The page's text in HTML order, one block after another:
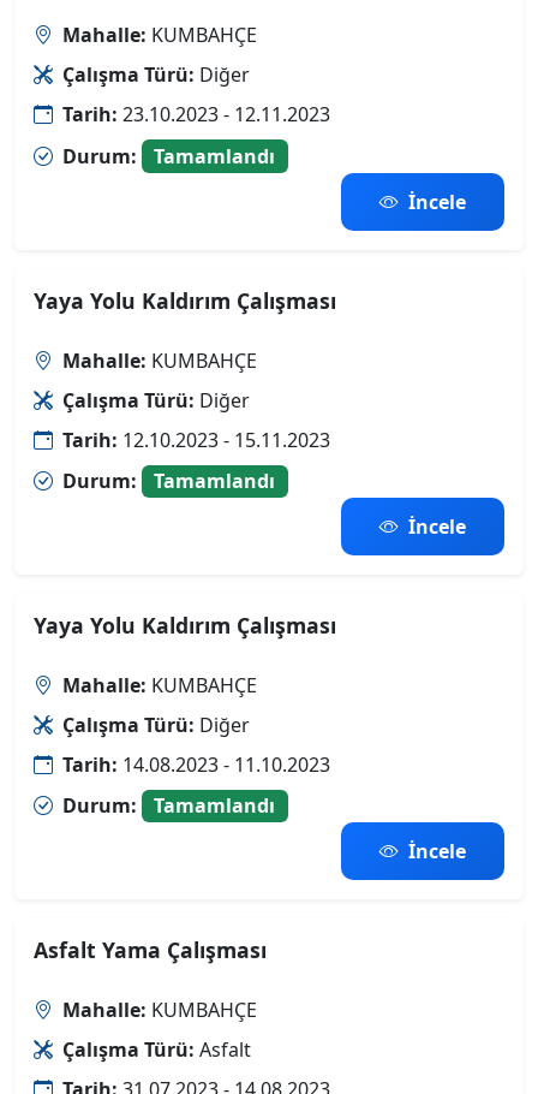
Mahalle: KUMBAHÇE
Çalışma Türü: Diğer
Tarih: 23.10.2023 - 12.11.2023
Durum:
Tamamlandı
İncele
Yaya Yolu Kaldırım Çalışması
Mahalle: KUMBAHÇE
Çalışma Türü: Diğer
Tarih: 12.10.2023 - 15.11.2023
Durum:
Tamamlandı
İncele
Yaya Yolu Kaldırım Çalışması
Mahalle: KUMBAHÇE
Çalışma Türü: Diğer
Tarih: 14.08.2023 - 11.10.2023
Durum:
Tamamlandı
İncele
Asfalt Yama Çalışması
Mahalle: KUMBAHÇE
Çalışma Türü: Asfalt